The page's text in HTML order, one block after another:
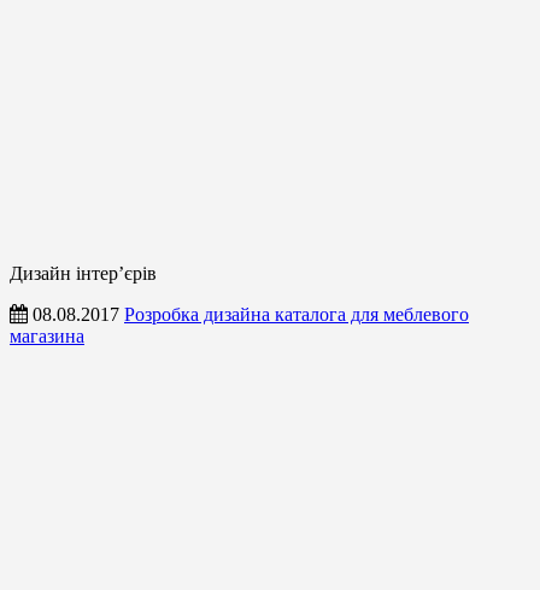
Дизайн інтер’єрів
08.08.2017 Розробка дизайна каталога для меблевого
магазина